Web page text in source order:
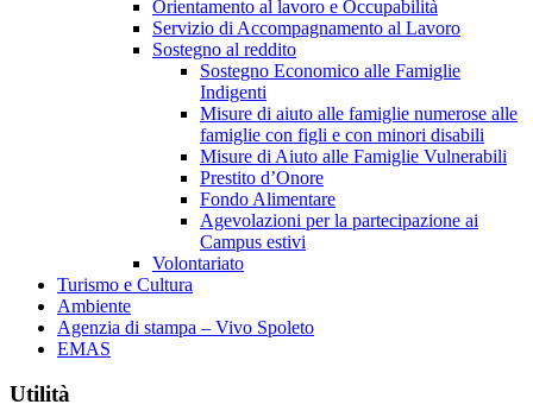
Orientamento al lavoro e Occupabilità
Servizio di Accompagnamento al Lavoro
Sostegno al reddito
Sostegno Economico alle Famiglie
Indigenti
Misure di aiuto alle famiglie numerose alle
famiglie con figli e con minori disabili
Misure di Aiuto alle Famiglie Vulnerabili
Prestito d’Onore
Fondo Alimentare
Agevolazioni per la partecipazione ai
Campus estivi
Volontariato
Turismo e Cultura
Ambiente
Agenzia di stampa – Vivo Spoleto
EMAS
Utilità